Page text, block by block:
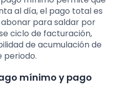
al día, el pago total es
para saldar por
ciclo de facturación,
de acumulación de
periodo.
mínimo y pago